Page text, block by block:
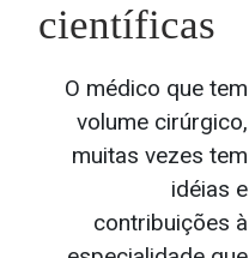
científicas
O médico que tem
volume cirúrgico,
muitas vezes tem
idéias e
contribuições à